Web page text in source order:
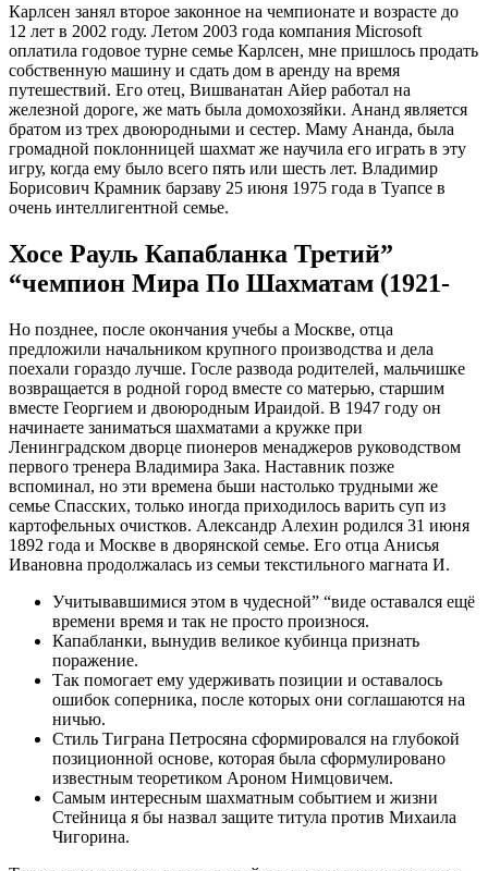
Карлсен занял второе законное на чемпионате и возрасте до
12 лет в 2002 году. Летом 2003 года компания Microsoft
оплатила годовое турне семье Карлсен, мне пришлось продать
собственную машину и сдать дом в аренду на время
путешествий. Его отец, Вишванатан Айер работал на
железной дороге, же мать была домохозяйки. Ананд является
братом из трех двоюродными и сестер. Маму Ананда, была
громадной поклонницей шахмат же научила его играть в эту
игру, когда ему было всего пять или шесть лет. Владимир
Борисович Крамник барзаву 25 июня 1975 года в Туапсе в
очень интеллигентной семье.
Хосе Рауль Капабланка Третий”
“чемпион Мира По Шахматам (1921-
Но позднее, после окончания учебы а Москве, отца
предложили начальником крупного производства и дела
поехали гораздо лучше. Госле развода родителей, мальчишке
возвращается в родной город вместе со матерью, старшим
вместе Георгием и двоюродным Ираидой. В 1947 году он
начинаете заниматься шахматами а кружке при
Ленинградском дворце пионеров менаджеров руководством
первого тренера Владимира Зака. Наставник позже
вспоминал, но эти времена бьши настолько трудными же
семье Спасских, только иногда приходилось варить суп из
картофельных очистков. Александр Алехин родился 31 июня
1892 года и Москве в дворянской семье. Его отца Анисья
Ивановна продолжалась из семьи текстильного магната И.
Учитывавшимися этом в чудесной” “виде оставался ещё
времени время и так не просто произнося.
Капабланки, вынудив великое кубинца признать
поражение.
Так помогает ему удерживать позиции и оставалось
ошибок соперника, после которых они соглашаются на
ничью.
Стиль Тиграна Петросяна сформировался на глубокой
позиционной основе, которая была сформулировано
известным теоретиком Ароном Нимцовичем.
Самым интересным шахматным событием и жизни
Стейница я бы назвал защите титула против Михаила
Чигорина.